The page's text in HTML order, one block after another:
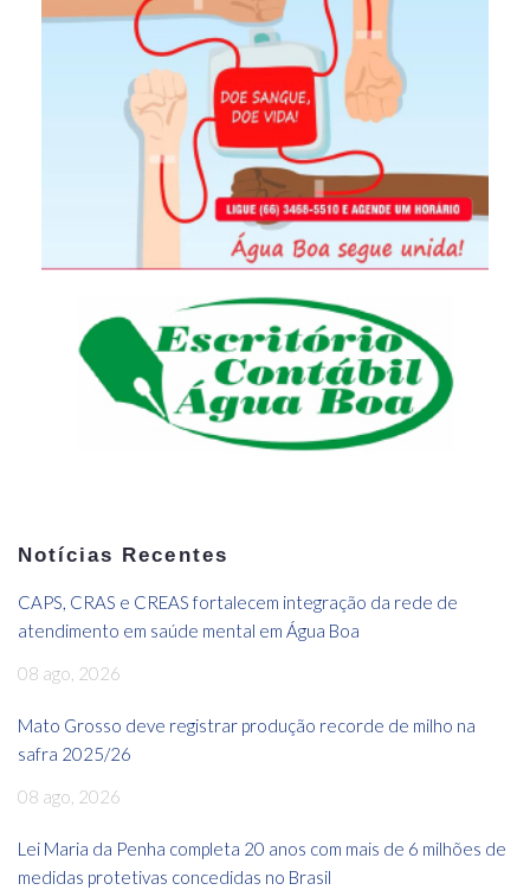
Notícias Recentes
CAPS, CRAS e CREAS fortalecem integração da rede de
atendimento em saúde mental em Água Boa
08 ago, 2026
Mato Grosso deve registrar produção recorde de milho na
safra 2025/26
08 ago, 2026
Lei Maria da Penha completa 20 anos com mais de 6 milhões de
medidas protetivas concedidas no Brasil